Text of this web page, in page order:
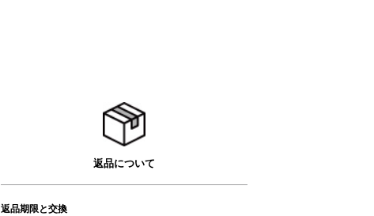
返品について
返品期限と交換